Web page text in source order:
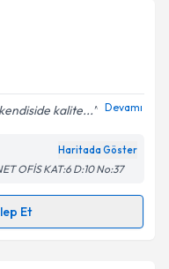
Gönder
talebi oluşturun.
için bir takvim
ilişkinAydınlatma
verilerimin belirtilen
ediyorum.
kalite... Devamı
Haritada Göster
OFİS KAT:6 D:10 No:37
Et